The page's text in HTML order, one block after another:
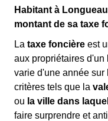
Habitant à
montant de sa taxe
La taxe foncière est
aux propriétaires d'un
varie d'une année sur
critères tels que la
ou la ville dans
faire surprendre et